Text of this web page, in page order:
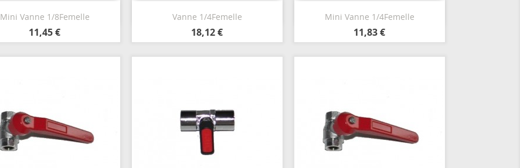
Mini Vanne 1/8Femelle
11,45 €
 Vanne 1/4Femelle
18,12 €
 Mini Vanne 1/4Femelle
11,83 €
